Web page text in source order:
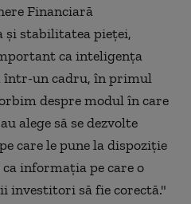
Financiară
și stabilitatea pieței,
ca inteligența
un cadru, în primul
despre modul în care
alege să se dezvolte
care le pune la dispoziție
informația pe care o
să fie corectă."